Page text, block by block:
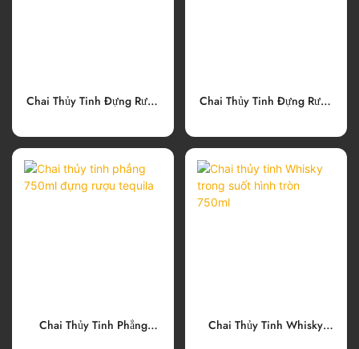
Chai Thủy Tinh Đựng Rượu
500ml Có Nắp Vặn
Chai Thủy Tinh Đựng Rượu
Có Nắp GPI
Chai Thủy Tinh Phẳng
Chai Thủy Tinh Whisky